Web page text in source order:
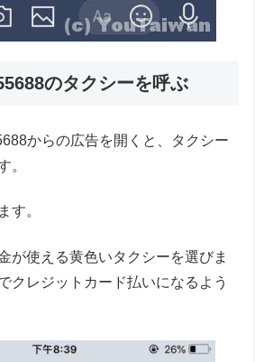
のタクシーを呼ぶ
からの広告を開くと、タクシー
。
す。
が使える黄色いタクシーを選びま
クレジットカード払いになるよう